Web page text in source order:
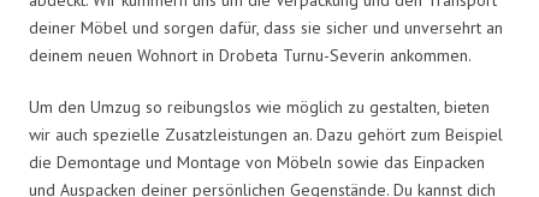
deiner Möbel und sorgen dafür, dass sie sicher und unversehrt an
deinem neuen Wohnort in Drobeta Turnu-Severin ankommen.
Um den Umzug so reibungslos wie möglich zu gestalten, bieten
wir auch spezielle Zusatzleistungen an. Dazu gehört zum Beispiel
die Demontage und Montage von Möbeln sowie das Einpacken
und Auspacken deiner persönlichen Gegenstände. Du kannst dich